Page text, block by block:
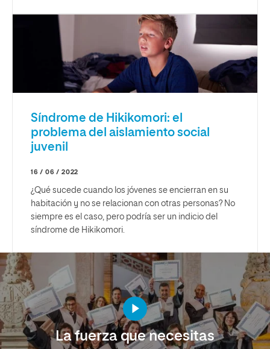
Síndrome de Hikikomori: el
problema del aislamiento social
juvenil
16 / 06 / 2022
¿Qué sucede cuando los jóvenes se encierran en su
habitación y no se relacionan con otras personas? No
siempre es el caso, pero podría ser un indicio del
síndrome de Hikikomori.
La fuerza que necesitas